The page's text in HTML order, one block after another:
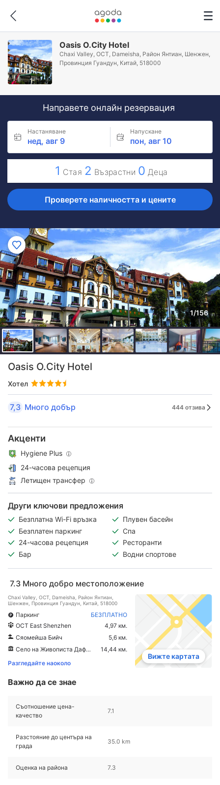
Oasis O.City Hotel
Chaxi Valley, OCT, Dameisha, Район Янтиан, Шeнжeн,
Провинция Гуандун, Китай, 518000
Направете онлайн резервация
Настаняване
нед, авг 9
Напускане
пон, авг 10
1 Стая 2 Възрастни 0 Деца
Проверете наличността и цените
1/156
Oasis O.City Hotel
Хотел
7,3 Много добър 444 отзива
Акценти
Hygiene Plus
24-часова рецепция
Летищен трансфер
Други ключови предложения
Безплатна Wi-Fi връзка
Плувен басейн
Безплатен паркинг
Спа
24-часова рецепция
Ресторанти
Бар
Водни спортове
7.3 Много добро местоположение
Chaxi Valley, OCT, Dameisha, Район Янтиан,
Шeнжeн, Провинция Гуандун, Китай, 518000
Паркинг
БЕЗПЛАТНО
OCT East Shenzhen
4,97 км.
Сяомейша Бийч
5,6 км.
Село на Живописта Дафен
14,44 км.
Разгледайте наоколо
Вижте картата
Важно да се знае
Съотношение цена-
качество
7.1
Разстояние до центъра на
града
35.0 km
Оценка на района 7.3